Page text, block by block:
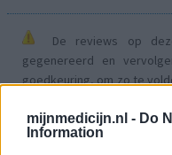
mijnmedicijn.nl - Do
Information
De reviews op
gegenereerd en
goedkeuring, om zo te
een review voor een
geen medische kennis
reviews alleen een beeld